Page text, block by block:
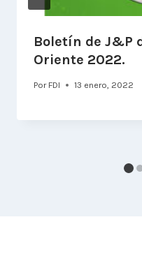
Boletín de J&P
Oriente 2022.
Por FDI 13 enero, 2022